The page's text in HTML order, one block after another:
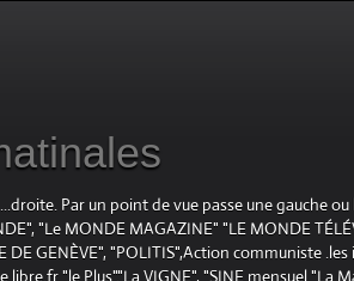
Par un point de vue passe une gauche
"Le MONDE MAGAZINE" "LE MONDE
DE GENÈVE", "POLITIS",Action communiste
libre.fr "le Plus"."La VIGNE", "SINE mensuel